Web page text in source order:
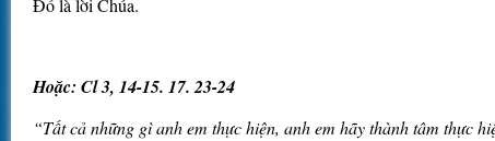
Ðó là lời Chúa.
Hoặc: Cl 3, 14-15. 17. 23-24
“Tất cả những gì anh em thực hiện, anh em hãy thành tâm thực